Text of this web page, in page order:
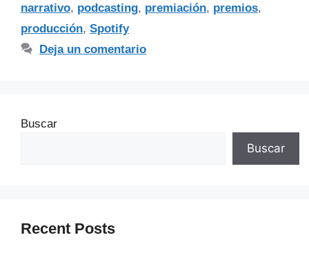
narrativo, podcasting, premiación, premios,
producción, Spotify
Deja un comentario
Buscar
Buscar
Recent Posts